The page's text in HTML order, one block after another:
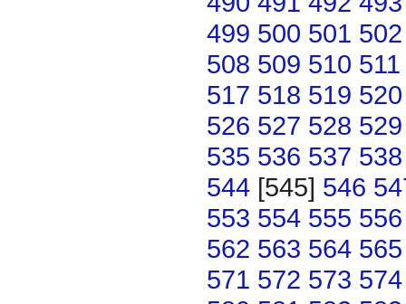
499 500 501 502
508 509 510 511
517 518 519 520
526 527 528 529
535 536 537 538
544 [545] 546
553 554 555 556
562 563 564 565
571 572 573 574